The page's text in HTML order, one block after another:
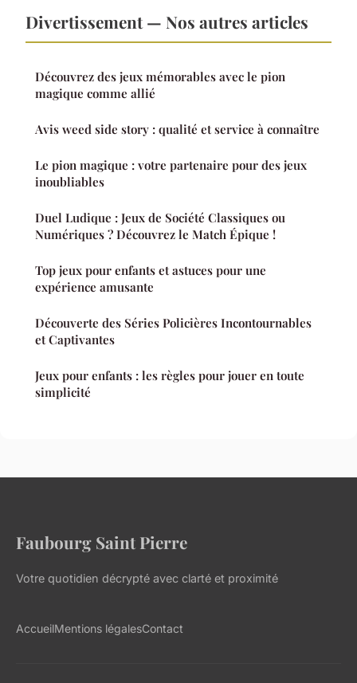
Divertissement — Nos autres articles
Découvrez des jeux mémorables avec le pion
magique comme allié
Avis weed side story : qualité et service à connaître
Le pion magique : votre partenaire pour des jeux
inoubliables
Duel Ludique : Jeux de Société Classiques ou
Numériques ? Découvrez le Match Épique !
Top jeux pour enfants et astuces pour une
expérience amusante
Découverte des Séries Policières Incontournables
et Captivantes
Jeux pour enfants : les règles pour jouer en toute
simplicité
Faubourg Saint Pierre
Votre quotidien décrypté avec clarté et proximité
AccueilMentions légalesContact